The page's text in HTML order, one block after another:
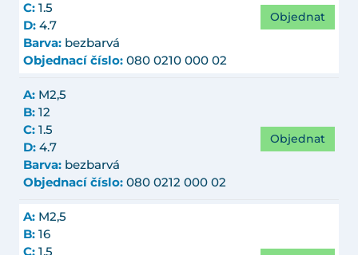
C: 1.5
D: 4.7
Barva: bezbarvá
Objednací číslo: 080 0210 000 02
Objednat
A: M2,5
B: 12
C: 1.5
D: 4.7
Barva: bezbarvá
Objednací číslo: 080 0212 000 02
Objednat
A: M2,5
B: 16